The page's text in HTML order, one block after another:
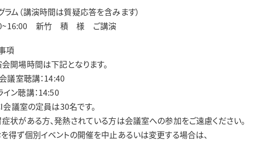
ラム（講演時間は質疑応答を含みます）
新竹 積 様 ご講演
項
会開場時間は下記となります。
議室聴講：14:40
イン聴講：14:50
会議室の定員は30名です。
症状がある方、発熱されている方は会議室への参加をご遠慮ください。
を得ず個別イベントの開催を中止あるいは変更する場合は、